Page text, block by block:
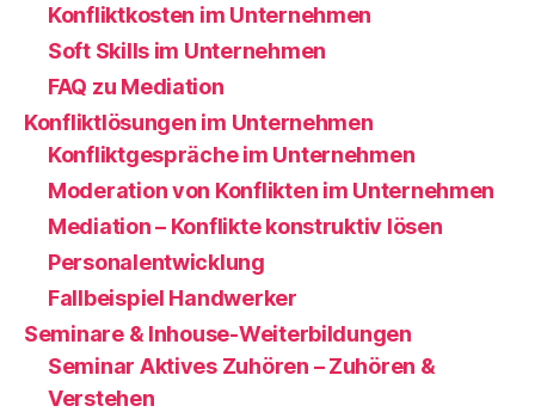
Konfliktkosten im Unternehmen
Soft Skills im Unternehmen
FAQ zu Mediation
Konfliktlösungen im Unternehmen
Konfliktgespräche im Unternehmen
Moderation von Konflikten im Unternehmen
Mediation – Konflikte konstruktiv lösen
Personalentwicklung
Fallbeispiel Handwerker
Seminare & Inhouse-Weiterbildungen
Seminar Aktives Zuhören – Zuhören &
Verstehen